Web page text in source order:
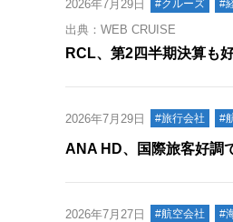
2026年7月29日 #クルーズ #
出典：WEB CRUISE
RCL、第2四半期決算も
2026年7月29日 #旅行会社 #
ANA HD、国際旅客好調
2026年7月27日 #航空会社 #